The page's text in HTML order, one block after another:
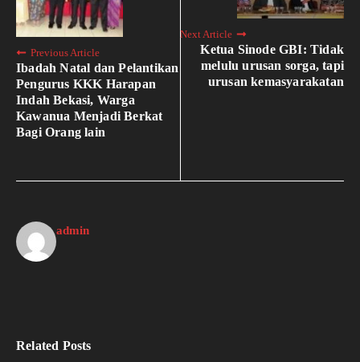
Previous Article
Ibadah Natal dan Pelantikan
Pengurus KKK Harapan
Indah Bekasi, Warga
Kawanua Menjadi Berkat
Bagi Orang lain
Next Article
Ketua Sinode GBI: Tidak
melulu urusan sorga, tapi
urusan kemasyarakatan
admin
Related Posts